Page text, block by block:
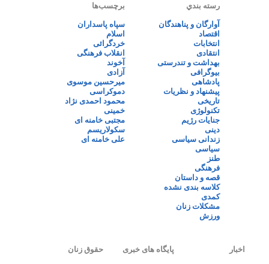
رسته بندي
آوارگان و پناهندگان
اقتصاد
انتخابات
انتقادی
بهداشت و تندرستی
بیوگرافی
پادشاهی
پیشنهاد و نظریات
تاریخی
تکنولوژی
جنایات رژیم
دینی
زندانی سیاسی
سیاسی
طنز
فرهنگی
قصه و داستان
کلاسه بندی نشده
کمدی
مشکلات زنان
ورزش
برچسب‌ها
سپاه پاسداران
اسلام
خردگرائی
انقلاب فرهنگی
آخوند
آزادی
میرحسین موسوی
دموکراسی
محمود احمدی نژاد
خمینی
مجتبی خامنه ای
سکولاریسم
علی خامنه ای
اخبار پایگاه های خبری حقوق زنان